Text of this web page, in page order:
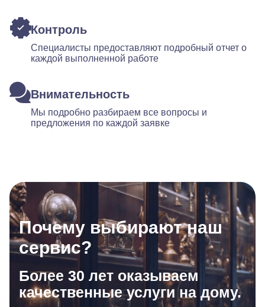
Контроль
Специалисты предоставляют подробный отчет о
каждой выполненной работе
Внимательность
Мы подробно разбираем все вопросы и
предложения по каждой заявке
Почему выбирают наш
сервис?
Более 30 лет оказываем
качественные услуги на дому.